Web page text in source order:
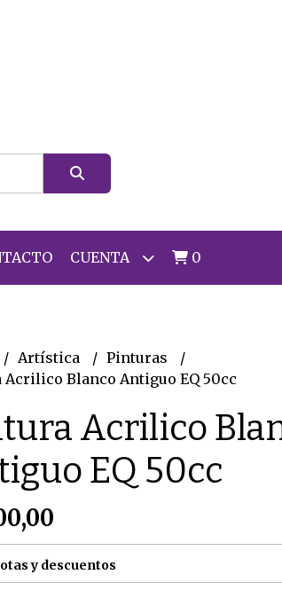
CUENTA 0
Artística
Pinturas
Acrilico Blanco Antiguo EQ 50cc
Acrilico
EQ 50cc
y descuentos